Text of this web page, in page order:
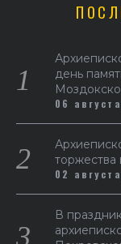
день
06
торжества
02
В